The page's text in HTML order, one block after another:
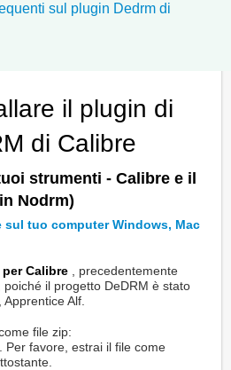
sul plugin Dedrm di
il plugin di
di Calibre
strumenti - Calibre e il
Nodrm)
sul tuo computer Windows, Mac
Calibre
, precedentemente
il progetto DeDRM è stato
Alf.
file zip:
. Per favore, estrai il file come